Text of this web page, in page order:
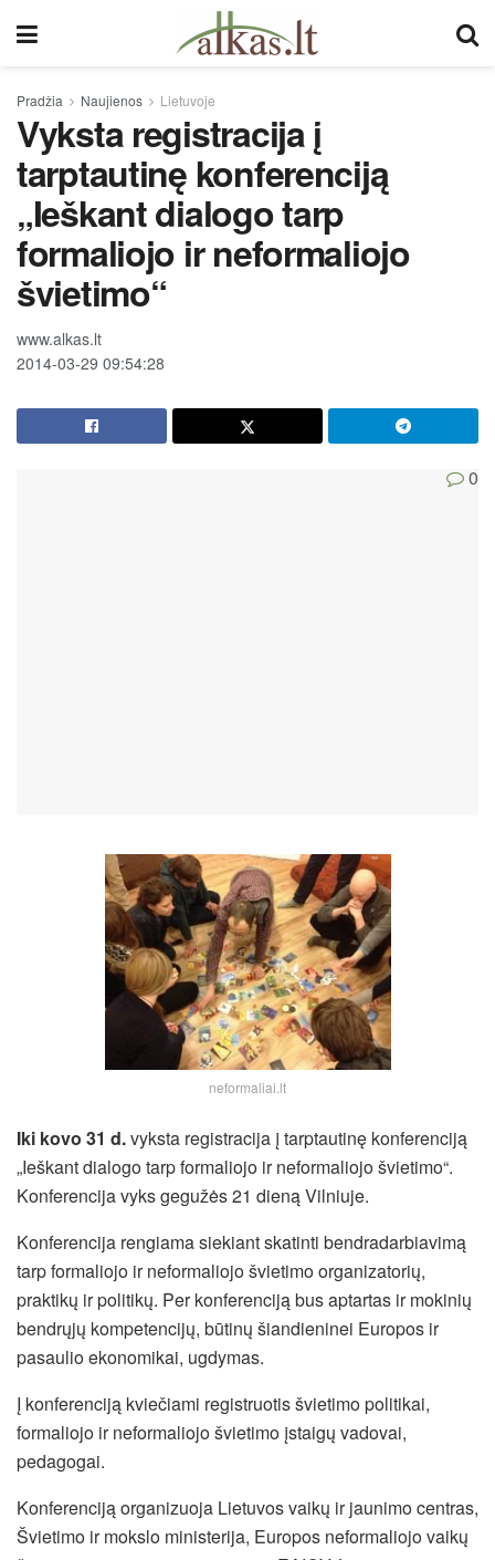
Pradžia Naujienos Lietuvoje
Vyksta registracija į
tarptautinę konferenciją
„Ieškant dialogo tarp
formaliojo ir neformaliojo
švietimo“
www.alkas.lt
2014-03-29 09:54:28
0
neformaliai.lt
Iki kovo 31 d.vyksta registracija į tarptautinę konferenciją
„Ieškant dialogo tarp formaliojo ir neformaliojo švietimo“.
Konferencija vyks gegužės 21 dieną Vilniuje.
Konferencija rengiama siekiant skatinti bendradarbiavimą
tarp formaliojo ir neformaliojo švietimo organizatorių,
praktikų ir politikų. Per konferenciją bus aptartas ir mokinių
bendrųjų kompetencijų, būtinų šiandieninei Europos ir
pasaulio ekonomikai, ugdymas.
Į konferenciją kviečiami registruotis švietimo politikai,
formaliojo ir neformaliojo švietimo įstaigų vadovai,
pedagogai.
Konferenciją organizuoja Lietuvos vaikų ir jaunimo centras,
Švietimo ir mokslo ministerija, Europos neformaliojo vaikų